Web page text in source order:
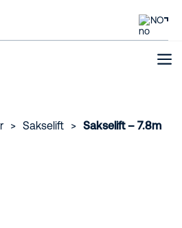
NO
> Sakselift > Sakselift – 7.8m